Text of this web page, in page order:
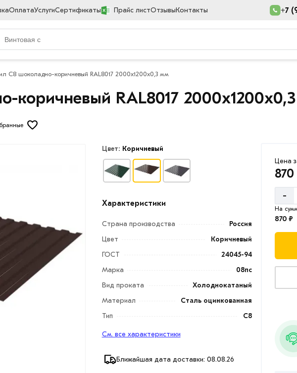
ОплатаУслугиСертификаты Прайс листОтзывыКонтакты +7
С8 шоколадно-коричневый RAL8017 2000х1200х0,3 мм
RAL8017
Цвет: Коричневый
Характеристики
Страна производства
Россия
Цвет
Коричневый
ГОСТ
24045-94
Марка
08пс
Вид проката
Холоднокатаный
Материал
Сталь оцинкованная
Тип
С8
См. все характеристики
Ближайшая дата доставки: 08.08.26
Цена
-
На
870 ₽